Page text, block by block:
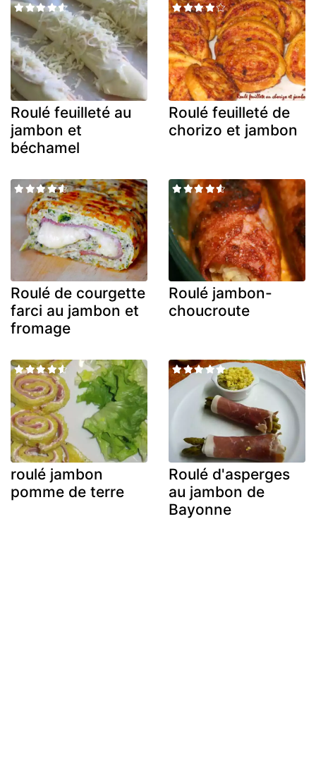
Roulé feuilleté au
jambon et
béchamel
Roulé feuilleté de
chorizo et jambon
Roulé de courgette
farci au jambon et
fromage
Roulé jambon-
choucroute
roulé jambon
pomme de terre
Roulé d'asperges
au jambon de
Bayonne